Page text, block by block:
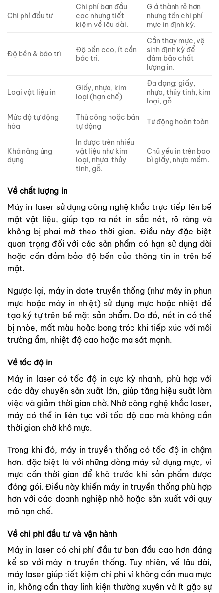
Chi phí đầu tư
Chi phí ban đầu
cao nhưng tiết
kiệm về lâu dài.
Giá thành rẻ hơn
nhưng tốn chi phí
mực in định kỳ.
Độ bền & bảo trì
Độ bền cao, ít cần
bảo trì.
Cần thay mực, vệ
sinh định kỳ để
đảm bảo chất
lượng in.
Loại vật liệu in
Giấy, nhựa, kim
loại (hạn chế)
Đa dạng: giấy,
nhựa, thủy tinh, kim
loại, gỗ
Mức độ tự động
hóa
Thủ công hoặc bán
tự động
Tự động hoàn toàn
Khả năng ứng
dụng
In được trên nhiều
vật liệu như kim
loại, nhựa, thủy
tinh, gỗ.
Chủ yếu in trên bao
bì giấy, nhựa mềm.
Về chất lượng in
Máy in laser sử dụng công nghệ khắc trực tiếp lên bề
mặt vật liệu, giúp tạo ra nét in sắc nét, rõ ràng và
không bị phai mờ theo thời gian. Điều này đặc biệt
quan trọng đối với các sản phẩm có hạn sử dụng dài
hoặc cần đảm bảo độ bền của thông tin in trên bề
mặt.
Ngược lại, máy in date truyền thống (như máy in phun
mực hoặc máy in nhiệt) sử dụng mực hoặc nhiệt để
tạo ký tự trên bề mặt sản phẩm. Do đó, nét in có thể
bị nhòe, mất màu hoặc bong tróc khi tiếp xúc với môi
trường ẩm, nhiệt độ cao hoặc ma sát mạnh.
Về tốc độ in
Máy in laser có tốc độ in cực kỳ nhanh, phù hợp với
các dây chuyền sản xuất lớn, giúp tăng hiệu suất làm
việc và giảm thời gian chờ. Nhờ công nghệ khắc laser,
máy có thể in liên tục với tốc độ cao mà không cần
thời gian chờ khô mực.
Trong khi đó, máy in truyền thống có tốc độ in chậm
hơn, đặc biệt là với những dòng máy sử dụng mực, vì
mực cần thời gian để khô trước khi sản phẩm được
đóng gói. Điều này khiến máy in truyền thống phù hợp
hơn với các doanh nghiệp nhỏ hoặc sản xuất với quy
mô hạn chế.
Về chi phí đầu tư và vận hành
Máy in laser có chi phí đầu tư ban đầu cao hơn đáng
kể so với máy in truyền thống. Tuy nhiên, về lâu dài,
máy laser giúp tiết kiệm chi phí vì không cần mua mực
in, không cần thay linh kiện thường xuyên và ít gặp sự